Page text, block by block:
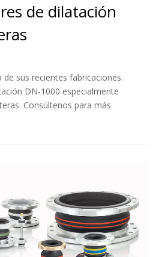
de dilatación
sus recientes fabricaciones.
DN-1000 especialmente
Consúltenos para más